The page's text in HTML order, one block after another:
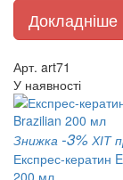
Докладніше
Арт. art71
У наявності
Знижка -3% ХІТ
Експрес-кератин
200 мл